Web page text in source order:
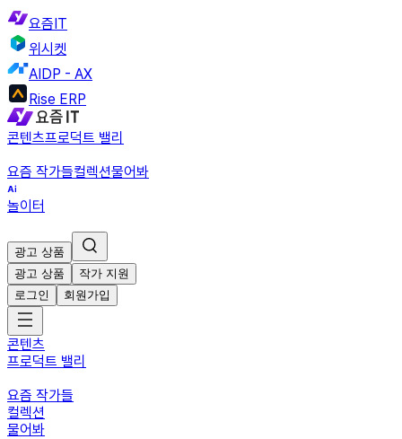
요즘IT
위시켓
AIDP - AX
Rise ERP
콘텐츠프로덕트 밸리
요즘 작가들컬렉션물어봐
놀이터
광고 상품
광고 상품
작가 지원
로그인
회원가입
콘텐츠
프로덕트 밸리
요즘 작가들
컬렉션
물어봐